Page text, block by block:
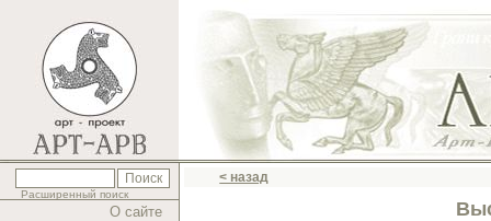
Расширенный поиск
О сайте
< назад